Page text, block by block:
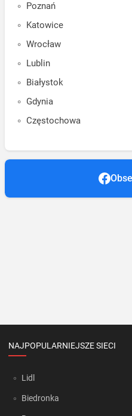
Poznań
Katowice
Wrocław
Lublin
Białystok
Gdynia
Częstochowa
NAJPOPULARNIEJSZE SIECI
Lidl
Biedronka